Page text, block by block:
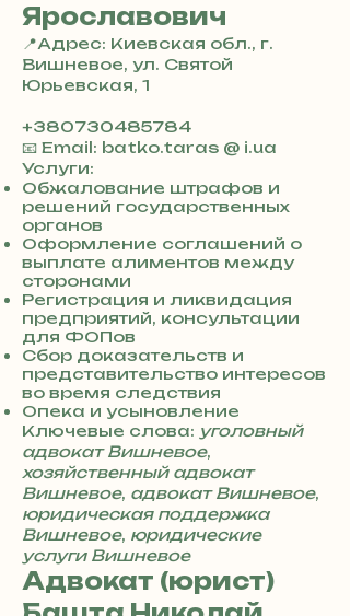
Ярославович
📍Адрес: Киевская обл., г.
Вишневое, ул. Святой
Юрьевская, 1
+380730485784
📧 Email: batko.taras @ i.ua
Услуги:
Обжалование штрафов и
решений государственных
органов
Оформление соглашений о
выплате алиментов между
сторонами
Регистрация и ликвидация
предприятий, консультации
для ФОПов
Сбор доказательств и
представительство интересов
во время следствия
Опека и усыновление
Ключевые слова: уголовный
адвокат Вишневое,
хозяйственный адвокат
Вишневое, адвокат Вишневое,
юридическая поддержка
Вишневое, юридические
услуги Вишневое
Адвокат (юрист)